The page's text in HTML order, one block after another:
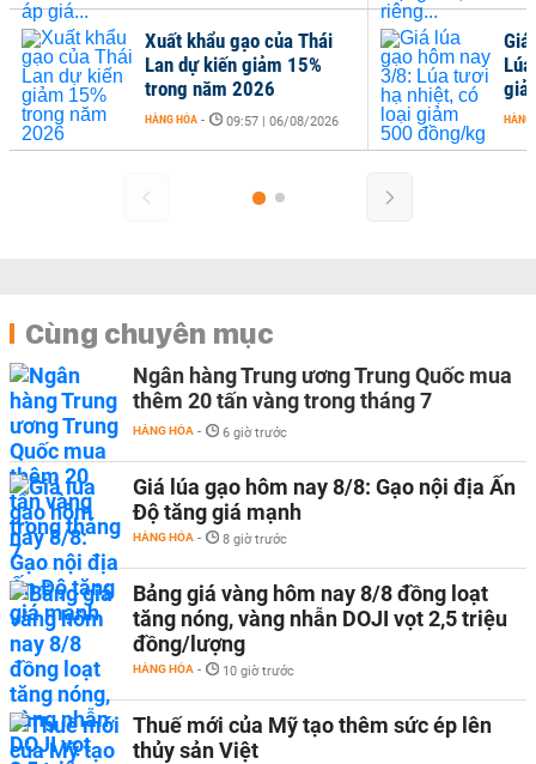
Xuất khẩu gạo của Thái
Lan dự kiến giảm 15%
trong năm 2026
HÀNG HÓA - 09:57 | 06/08/2026 HÀNG
Cùng chuyên mục
Ngân hàng Trung ương Trung Quốc mua
thêm 20 tấn vàng trong tháng 7
HÀNG HÓA - 6 giờ trước
Giá lúa gạo hôm nay 8/8: Gạo nội địa Ấn
Độ tăng giá mạnh
HÀNG HÓA - 8 giờ trước
Bảng giá vàng hôm nay 8/8 đồng loạt
tăng nóng, vàng nhẫn DOJI vọt 2,5 triệu
đồng/lượng
HÀNG HÓA - 10 giờ trước
Thuế mới của Mỹ tạo thêm sức ép lên
thủy sản Việt